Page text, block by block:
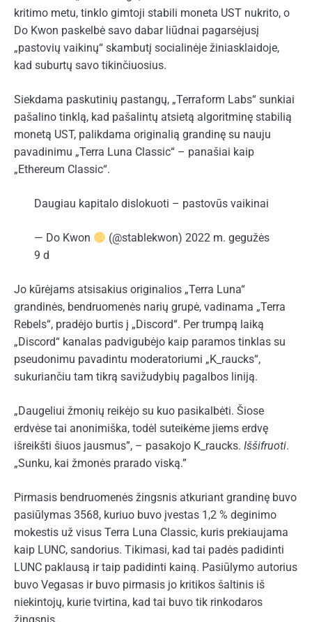
kritimo metu, tinklo gimtoji stabili moneta UST nukrito, o
Do Kwon paskelbė savo dabar liūdnai pagarsėjusį
„pastovių vaikinų“ skambutį socialinėje žiniasklaidoje,
kad suburtų savo tikinčiuosius.
Siekdama paskutinių pastangų, „Terraform Labs“ sunkiai
pašalino tinklą, kad pašalintų atsietą algoritminę stabilią
monetą UST, palikdama originalią grandinę su nauju
pavadinimu „Terra Luna Classic“ – panašiai kaip
„Ethereum Classic“.
Daugiau kapitalo dislokuoti – pastovūs vaikinai
— Do Kwon
(@stablekwon) 2022 m. gegužės
9 d
Jo kūrėjams atsisakius originalios „Terra Luna“
grandinės, bendruomenės narių grupė, vadinama „Terra
Rebels“, pradėjo burtis į „Discord“. Per trumpą laiką
„Discord“ kanalas padvigubėjo kaip paramos tinklas su
pseudonimu pavadintu moderatoriumi „K_raucks“,
sukuriančiu tam tikrą savižudybių pagalbos liniją.
„Daugeliui žmonių reikėjo su kuo pasikalbėti. Šiose
erdvėse tai anonimiška, todėl suteikėme jiems erdvę
išreikšti šiuos jausmus”, – pasakojo K_raucks. Iššifruoti.
„Sunku, kai žmonės prarado viską.”
Pirmasis bendruomenės žingsnis atkuriant grandinę buvo
pasiūlymas 3568, kuriuo buvo įvestas 1,2 % deginimo
mokestis už visus Terra Luna Classic, kuris prekiaujama
kaip LUNC, sandorius. Tikimasi, kad tai padės padidinti
LUNC paklausą ir taip padidinti kainą. Pasiūlymo autorius
buvo Vegasas ir buvo pirmasis jo kritikos šaltinis iš
niekintojų, kurie tvirtina, kad tai buvo tik rinkodaros